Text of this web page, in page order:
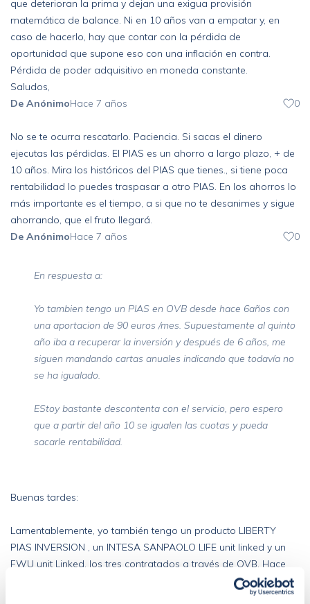
que deterioran la prima y dejan una exigua provisión
matemática de balance. Ni en 10 años van a empatar y, en
caso de hacerlo, hay que contar con la pérdida de
oportunidad que supone eso con una inflación en contra.
Pérdida de poder adquisitivo en moneda constante.
Saludos,
De AnónimoHace 7 años 0
No se te ocurra rescatarlo. Paciencia. Si sacas el dinero
ejecutas las pérdidas. El PIAS es un ahorro a largo plazo, + de
10 años. Mira los históricos del PIAS que tienes., si tiene poca
rentabilidad lo puedes traspasar a otro PIAS. En los ahorros lo
más importante es el tiempo, a si que no te desanimes y sigue
ahorrando, que el fruto llegará.
De AnónimoHace 7 años 0
En respuesta a:
Yo tambien tengo un PIAS en OVB desde hace 6años con
una aportacion de 90 euros /mes. Supuestamente al quinto
año iba a recuperar la inversión y después de 6 años, me
siguen mandando cartas anuales indicando que todavía no
se ha igualado.
EStoy bastante descontenta con el servicio, pero espero
que a partir del año 10 se igualen las cuotas y pueda
sacarle rentabilidad.
Buenas tardes:
Lamentablemente, yo también tengo un producto LIBERTY
PIAS INVERSION , un INTESA SANPAOLO LIFE unit linked y un
FWU unit Linked, los tres contratados a través de OVB. Hace
tres meses que descubrí la estafa, ahora estoy intentando
denunciarles a través de la Dirección General de Seguros, algo